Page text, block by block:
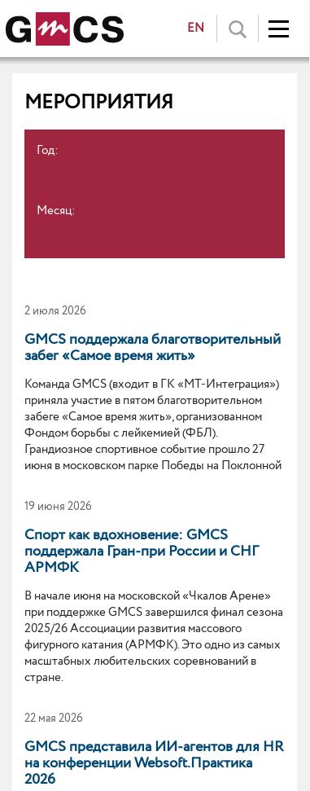
EN
МЕРОПРИЯТИЯ
Год:
Месяц:
2 июля 2026
GMCS поддержала благотворительный
забег «Самое время жить»
Команда GMCS (входит в ГК «МТ-Интеграция»)
приняла участие в пятом благотворительном
забеге «Самое время жить», организованном
Фондом борьбы с лейкемией (ФБЛ).
Грандиозное спортивное событие прошло 27
июня в московском парке Победы на Поклонной
болельщиков и гостей.
19 июня 2026
Спорт как вдохновение: GMCS
поддержала Гран-при России и СНГ
АРМФК
В начале июня на московской «Чкалов Арене»
при поддержке GMCS завершился финал сезона
2025/26 Ассоциации развития массового
фигурного катания (АРМФК). Это одно из самых
масштабных любительских соревнований в
стране.
22 мая 2026
GMCS представила ИИ-агентов для HR
на конференции Websoft.Практика
2026